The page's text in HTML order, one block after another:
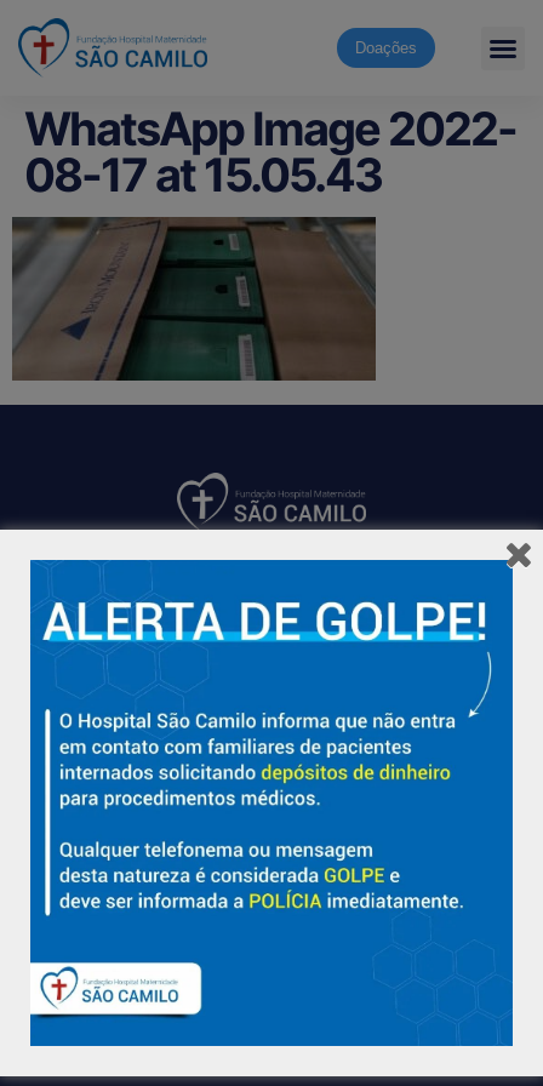
Doações
WhatsApp Image 2022-
08-17 at 15.05.43
Hospital São Camilo – há mais de 50 anos cuidando da saúde
com qualidade, acolhimento e compromisso com a vida em
Aracruz e região.
Sobre
Nossa História e Fundador
Diretorias
Políticas e Normas
Blog